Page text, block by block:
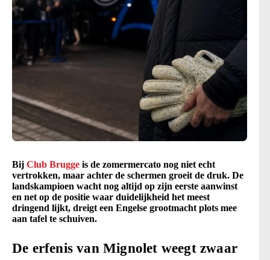
Bij Club Brugge is de zomermercato nog niet echt
vertrokken, maar achter de schermen groeit de druk. De
landskampioen wacht nog altijd op zijn eerste aanwinst
en net op de positie waar duidelijkheid het meest
dringend lijkt, dreigt een Engelse grootmacht plots mee
aan tafel te schuiven.
De erfenis van Mignolet weegt zwaar